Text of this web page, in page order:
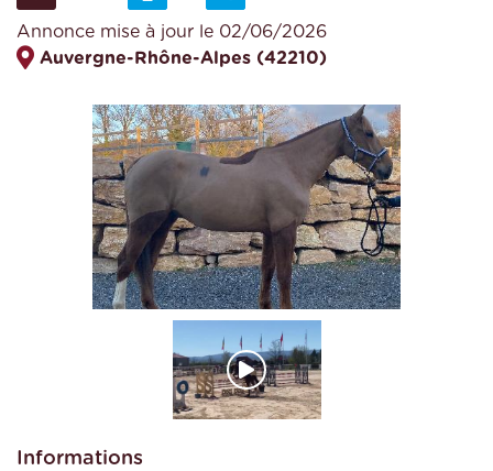
Annonce mise à jour le 02/06/2026
Auvergne-Rhône-Alpes (42210)
Informations